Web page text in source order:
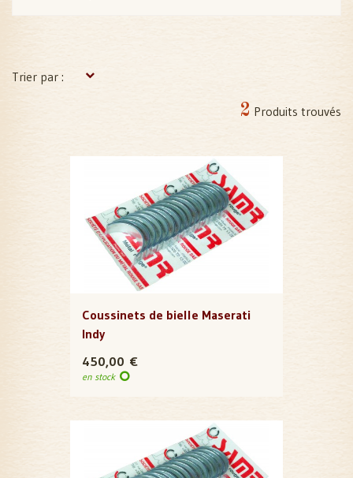
Trier par :
2 Produits trouvés
Coussinets de bielle Maserati
Indy
450,00 €
en stock